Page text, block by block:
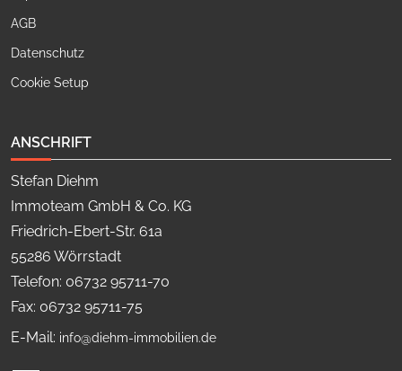
AGB
Datenschutz
Cookie Setup
ANSCHRIFT
Stefan Diehm
Immoteam GmbH & Co. KG
Friedrich-Ebert-Str. 61a
55286 Wörrstadt
Telefon: 06732 95711-70
Fax: 06732 95711-75
E-Mail: info@diehm-immobilien.de